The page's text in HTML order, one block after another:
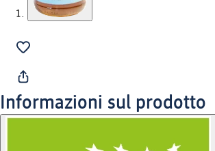
Informazioni sul prodotto